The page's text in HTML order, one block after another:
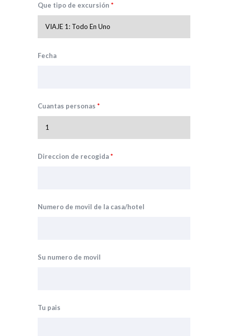
Que tipo de excursión *
Fecha
Cuantas personas *
Direccion de recogida*
Numero de movil de la casa/hotel
Su numero de movil
Tu pais